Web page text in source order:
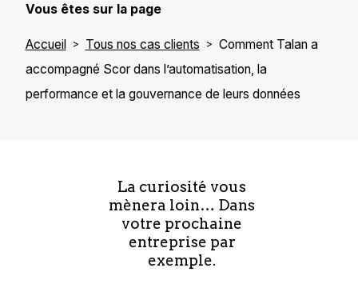
Vous êtes sur la page
Accueil Tous nos cas clients
Comment Talan a
accompagné Scor dans l’automatisation, la
performance et la gouvernance de leurs données
La curiosité vous
mènera loin… Dans
votre prochaine
entreprise par
exemple.